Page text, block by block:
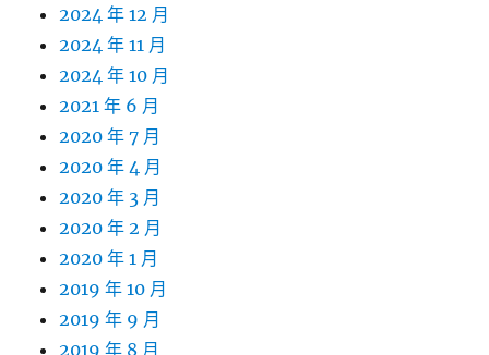
2024 年 12 月
2024 年 11 月
2024 年 10 月
2021 年 6 月
2020 年 7 月
2020 年 4 月
2020 年 3 月
2020 年 2 月
2020 年 1 月
2019 年 10 月
2019 年 9 月
2019 年 8 月